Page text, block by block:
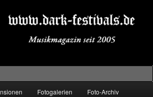
Fotogalerien Foto-Archiv